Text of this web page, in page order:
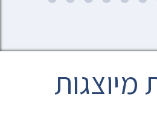
מיוצגות